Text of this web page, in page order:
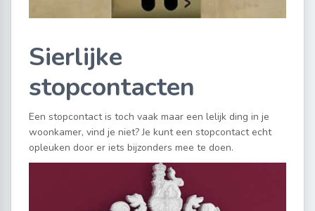
Sierlijke
stopcontacten
Een stopcontact is toch vaak maar een lelijk ding in je
woonkamer, vind je niet? Je kunt een stopcontact echt
opleuken door er iets bijzonders mee te doen.